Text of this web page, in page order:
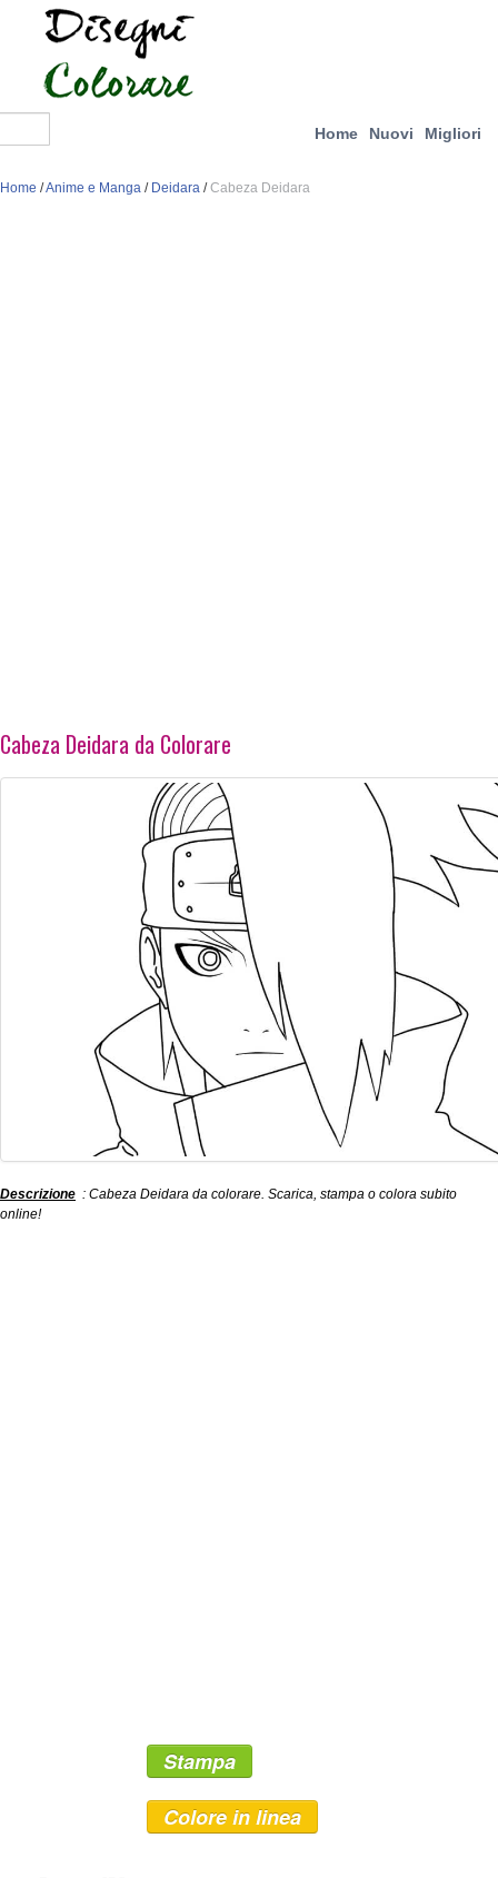
Home Nuovi Migliori
Home /Anime e Manga / Deidara /Cabeza Deidara
Cabeza Deidara da Colorare
Descrizione : Cabeza Deidara da colorare. Scarica, stampa o colora subito
online!
Stampa
Colore in linea